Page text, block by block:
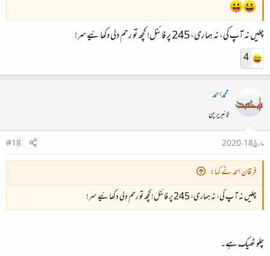
چلیں نہ آپ کی، نہ ہماری، 245 پر فائنل! کچھ تو رحم دلی دکھائیے سر!
4
محمداحمد
لائبریرین
مارچ 18، 2020
#18
فرقان احمد نے کہا:
چلیں نہ آپ کی، نہ ہماری، 245 پر فائنل! کچھ تو رحم دلی دکھائیے سر!
چلو ٹھیک ہے۔